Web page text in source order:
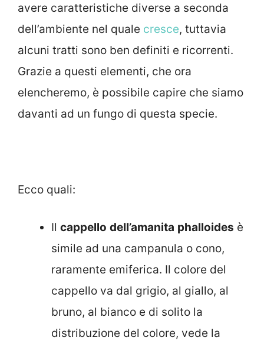
avere caratteristiche diverse a seconda
dell’ambiente nel quale cresce, tuttavia
alcuni tratti sono ben definiti e ricorrenti.
Grazie a questi elementi, che ora
elencheremo, è possibile capire che siamo
davanti ad un fungo di questa specie.
Ecco quali:
Il cappello dell’amanita phalloides è
simile ad una campanula o cono,
raramente emiferica. Il colore del
cappello va dal grigio, al giallo, al
bruno, al bianco e di solito la
distribuzione del colore, vede la